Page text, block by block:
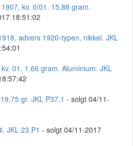
kv. 0/01. 15,88 gram.
18:51:02
advers 1920-typen, nikkel. JKL
01. 1,66 gram. Aluminium. JKL
gr. JKL P37.1 - solgt 04/11-
JKL 23.P1 - solgt 04/11-2017